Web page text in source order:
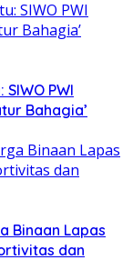
PWI
Bahagia’
Binaan Lapas
dan